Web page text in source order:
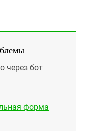
через бот
форма